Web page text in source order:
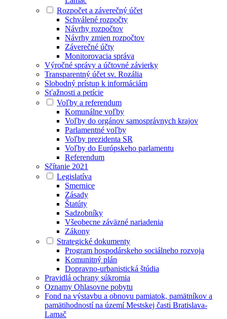
Rozpočet a záverečný účet
Schválené rozpočty
Návrhy rozpočtov
Návrhy zmien rozpočtov
Záverečné účty
Monitorovacia správa
Výročné správy a účtovné závierky
Transparentný účet sv. Rozália
Slobodný prístup k informáciám
Sťažnosti a petície
Voľby a referendum
Komunálne voľby
Voľby do orgánov samosprávnych krajov
Parlamentné voľby
Voľby prezidenta SR
Voľby do Európskeho parlamentu
Referendum
Sčítanie 2021
Legislatíva
Smernice
Zásady
Štatúty
Sadzobníky
Všeobecne záväzné nariadenia
Zákony
Strategické dokumenty
Program hospodárskeho sociálneho rozvoja
Komunitný plán
Dopravno-urbanistická štúdia
Pravidlá ochrany súkromia
Oznamy Ohlasovne pobytu
Fond na výstavbu a obnovu pamiatok, pamätníkov a
pamätihodností na území Mestskej časti Bratislava-
Lamač